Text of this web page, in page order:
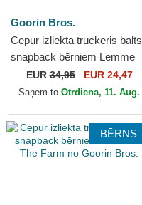
Goorin Bros.
Cepur izliekta truckeris balts
snapback bērniem Lemme
Cook Mini The Farm no
Goorin Bros.
EUR34,95 EUR 24,47
Saņem to Otrdiena, 11. Aug.
BĒRNS